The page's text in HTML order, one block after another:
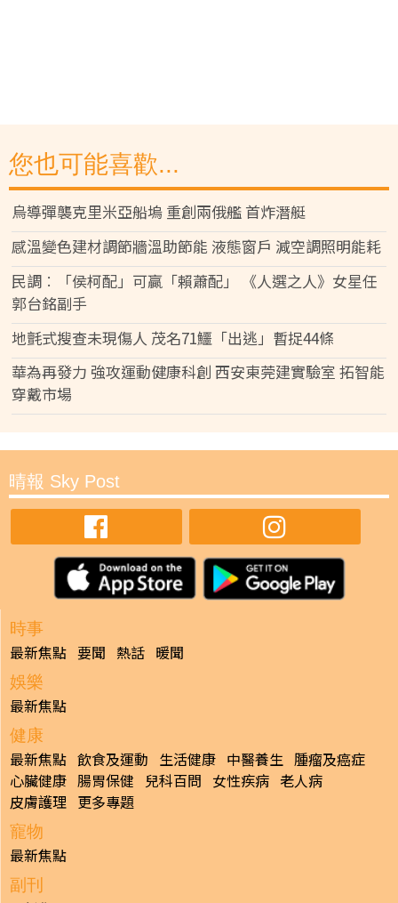
您也可能喜歡...
烏導彈襲克里米亞船塢 重創兩俄艦 首炸潛艇
感溫變色建材調節牆溫助節能 液態窗戶 減空調照明能耗
民調︰「侯柯配」可贏「賴蕭配」 《人選之人》女星任
郭台銘副手
地氈式搜查未現傷人 茂名71鱷「出逃」暫捉44條
華為再發力 強攻運動健康科創 西安東莞建實驗室 拓智能
穿戴市場
晴報 Sky Post
時事
最新焦點 要聞 熱話 暖聞
娛樂
最新焦點
健康
最新焦點 飲食及運動 生活健康 中醫養生 腫瘤及癌症
心臟健康 腸胃保健 兒科百問 女性疾病 老人病
皮膚護理 更多專題
寵物
最新焦點
副刊